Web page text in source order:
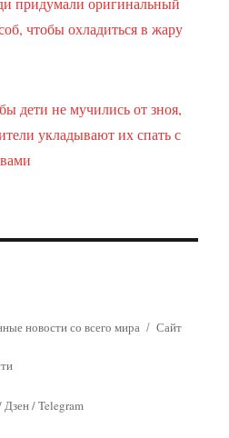
чтобы охладиться в жару
дети не мучились от зноя,
укладывают их спать с
новости со всего мира
Сайт
Дзен/Telegram